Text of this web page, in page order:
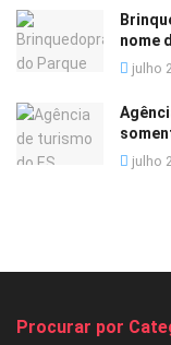
nome
julho
julho
Procurar por